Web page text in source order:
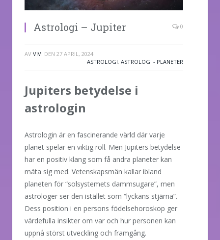
Astrologi – Jupiter 0
AV VIVI DEN 27 APRIL, 2024
ASTROLOGI, ASTROLOGI - PLANETER
Jupiters betydelse i
astrologin
Astrologin är en fascinerande värld där varje
planet spelar en viktig roll. Men Jupiters betydelse
har en positiv klang som få andra planeter kan
mäta sig med. Vetenskapsmän kallar ibland
planeten för “solsystemets dammsugare”, men
astrologer ser den istället som “lyckans stjärna”.
Dess position i en persons födelsehoroskop ger
värdefulla insikter om var och hur personen kan
uppnå störst utveckling och framgång.